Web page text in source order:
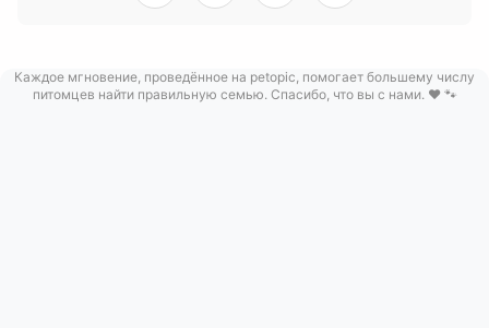
Каждое мгновение, проведённое на petopic, помогает большему числу
питомцев найти правильную семью. Спасибо, что вы с нами. ❤️ 🐾